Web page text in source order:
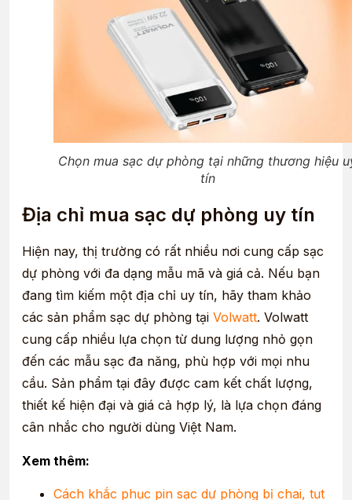
Chọn mua sạc dự phòng tại những thương hiệu
tín
Địa chỉ mua sạc dự phòng uy tín
Hiện nay, thị trường có rất nhiều nơi cung cấp sạc
dự phòng với đa dạng mẫu mã và giá cả. Nếu bạn
đang tìm kiếm một địa chỉ uy tín, hãy tham khảo
các sản phẩm sạc dự phòng tại Volwatt. Volwatt
cung cấp nhiều lựa chọn từ dung lượng nhỏ gọn
đến các mẫu sạc đa năng, phù hợp với mọi nhu
cầu. Sản phẩm tại đây được cam kết chất lượng,
thiết kế hiện đại và giá cả hợp lý, là lựa chọn đáng
cân nhắc cho người dùng Việt Nam.
Xem thêm:
Cách khắc phục pin sạc dự phòng bị chai, tụt